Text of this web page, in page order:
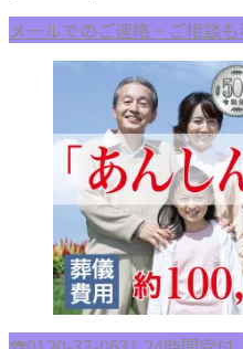
メールでのご連絡・ご相談